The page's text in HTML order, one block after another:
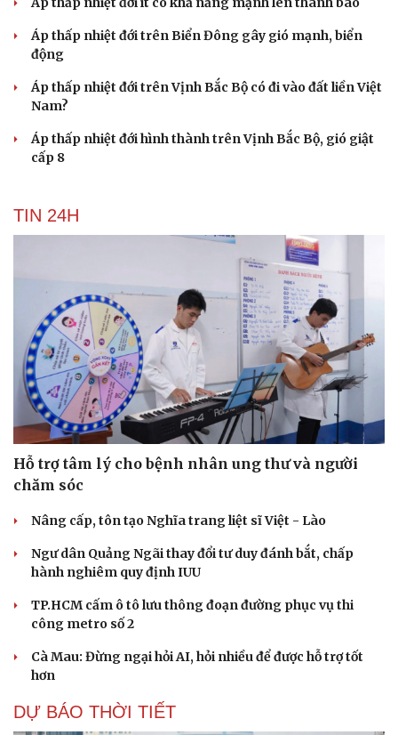
Áp thấp nhiệt đới trên Biển Đông gây gió mạnh, biển
động
Áp thấp nhiệt đới trên Vịnh Bắc Bộ có đi vào đất liền Việt
Nam?
Áp thấp nhiệt đới hình thành trên Vịnh Bắc Bộ, gió giật
cấp 8
TIN 24H
Hỗ trợ tâm lý cho bệnh nhân ung thư và người
chăm sóc
Nâng cấp, tôn tạo Nghĩa trang liệt sĩ Việt - Lào
Ngư dân Quảng Ngãi thay đổi tư duy đánh bắt, chấp
hành nghiêm quy định IUU
TP.HCM cấm ô tô lưu thông đoạn đường phục vụ thi
công metro số 2
Cà Mau: Đừng ngại hỏi AI, hỏi nhiều để được hỗ trợ tốt
hơn
DỰ BÁO THỜI TIẾT